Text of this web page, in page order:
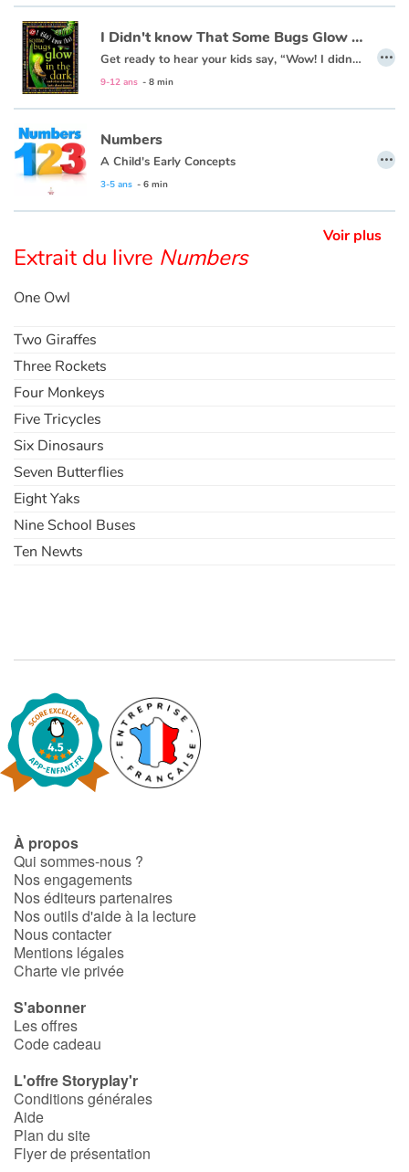
Apprendre les langues
Dyslexie, troubles de la lecture
Nos listes de lecture
Les plus lus
I Didn't know That Some Bugs Glow in the Dark
Get ready to hear your kids say, “Wow! I didn’t know that!” as they dive into this fun, informative, question-answering series of books!
9-12 ans - 8 min
…
Numbers
A Child's Early Concepts
3-5 ans - 6 min
…
Voir plus
Extrait du livre Numbers
One Owl
Two Giraffes
Three Rockets
Four Monkeys
Five Tricycles
Six Dinosaurs
Seven Butterflies
Eight Yaks
Nine School Buses
Ten Newts
À propos
Qui sommes-nous ?
Nos engagements
Nos éditeurs partenaires
Nos outils d'aide à la lecture
Nous contacter
Mentions légales
Charte vie privée
S'abonner
Les offres
Code cadeau
L'offre Storyplay'r
Conditions générales
Aide
Plan du site
Flyer de présentation